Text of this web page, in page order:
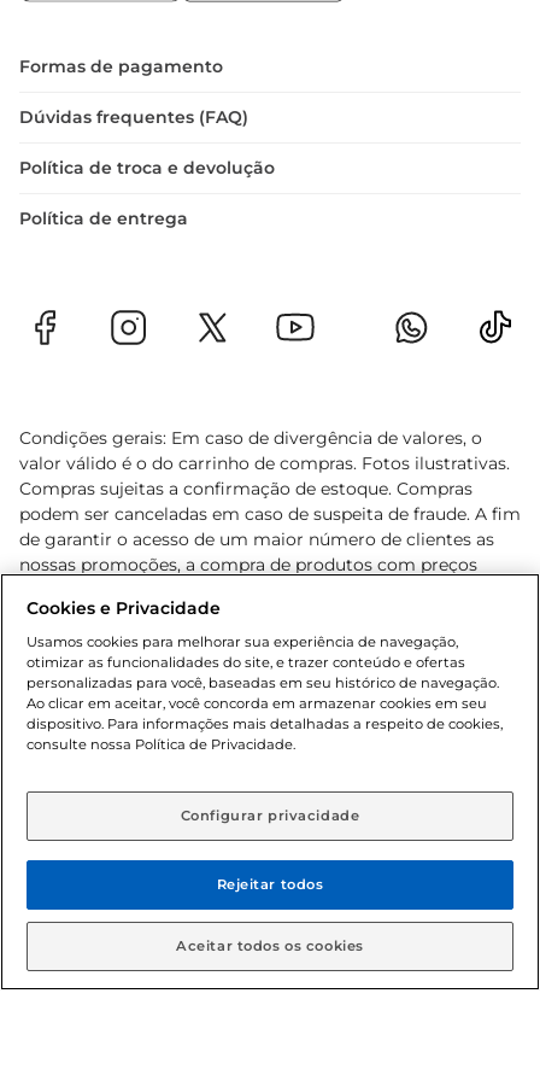
Formas de pagamento
Dúvidas frequentes (FAQ)
Política de troca e devolução
Política de entrega
Condições gerais: Em caso de divergência de valores, o
valor válido é o do carrinho de compras. Fotos ilustrativas.
Compras sujeitas a confirmação de estoque. Compras
podem ser canceladas em caso de suspeita de fraude. A fim
de garantir o acesso de um maior número de clientes as
nossas promoções, a compra de produtos com preços
cliente. Os preços, ofertas e condições são exclusivos para
o e-commerce e válidos durante o dia de hoje, podendo
sofrer alterações sem prévia notificação. Proibida a venda
de bebidas alcoólicas para menores de 18 anos, conforme
Lei n.º 8069/90, art. 81, inciso II (Estatuto da Criança e do
Adolescente). Preços e condições exclusivos para o
aviso prévio. O valor mínimo para as compras on-line é de
© 2026 Copyright. Todos os direitos
reservados Gbarbosa.
Cookies e Privacidade
Usamos cookies para melhorar sua experiência de navegação,
otimizar as funcionalidades do site, e trazer conteúdo e ofertas
personalizadas para você, baseadas em seu histórico de navegação.
Ao clicar em aceitar, você concorda em armazenar cookies em seu
dispositivo. Para informações mais detalhadas a respeito de cookies,
consulte nossa Política de Privacidade.
Configurar privacidade
Rejeitar todos
Aceitar todos os cookies